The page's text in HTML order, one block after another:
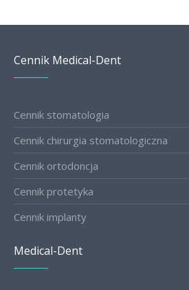
Cennik Medical-Dent
Cennik stomatologia
Cennik chirurgia stomatologiczna
Cennik ortodoncja
Cennik protetyka
Cennik implanty
Medical-Dent